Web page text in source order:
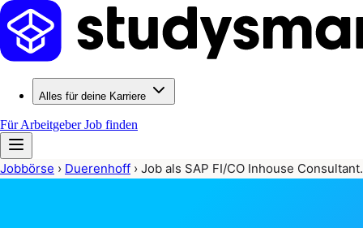
Alles für deine Karriere
Für ArbeitgeberJob finden
Jobbörse › Duerenhoff › Job als SAP FI/CO Inhouse